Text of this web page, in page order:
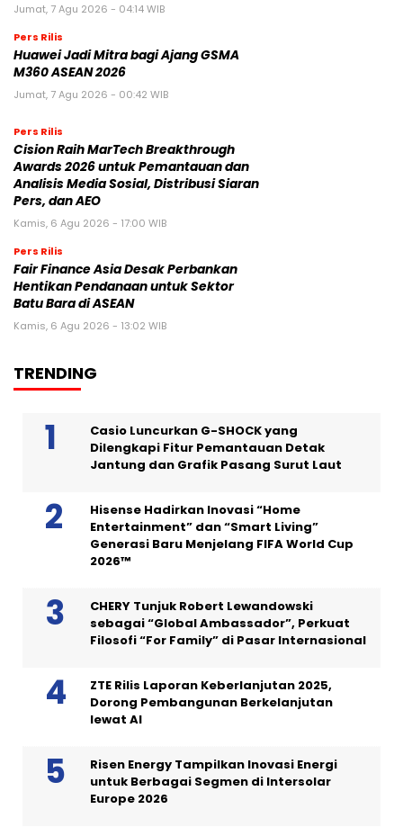
Jumat, 7 Agu 2026 - 04:14 WIB
Pers Rilis
Huawei Jadi Mitra bagi Ajang GSMA
M360 ASEAN 2026
Jumat, 7 Agu 2026 - 00:42 WIB
Pers Rilis
Cision Raih MarTech Breakthrough
Awards 2026 untuk Pemantauan dan
Analisis Media Sosial, Distribusi Siaran
Pers, dan AEO
Kamis, 6 Agu 2026 - 17:00 WIB
Pers Rilis
Fair Finance Asia Desak Perbankan
Hentikan Pendanaan untuk Sektor
Batu Bara di ASEAN
Kamis, 6 Agu 2026 - 13:02 WIB
TRENDING
Casio Luncurkan G-SHOCK yang
Dilengkapi Fitur Pemantauan Detak
Jantung dan Grafik Pasang Surut Laut
Hisense Hadirkan Inovasi “Home
Entertainment” dan “Smart Living”
Generasi Baru Menjelang FIFA World Cup
2026™
CHERY Tunjuk Robert Lewandowski
sebagai “Global Ambassador”, Perkuat
Filosofi “For Family” di Pasar Internasional
ZTE Rilis Laporan Keberlanjutan 2025,
Dorong Pembangunan Berkelanjutan
lewat AI
Risen Energy Tampilkan Inovasi Energi
untuk Berbagai Segmen di Intersolar
Europe 2026